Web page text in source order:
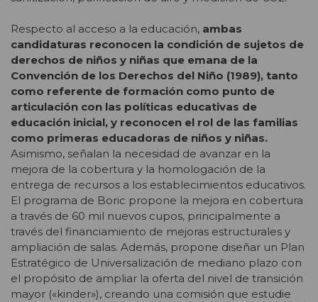
Respecto al acceso a la educación, ambas
candidaturas reconocen la condición de sujetos de
derechos de niños y niñas que emana de la
Convención de los Derechos del Niño (1989), tanto
como referente de formación como punto de
articulación con las políticas educativas de
educación inicial, y reconocen el rol de las familias
como primeras educadoras de niños y niñas.
Asimismo, señalan la necesidad de avanzar en la
mejora de la cobertura y la homologación de la
entrega de recursos a los establecimientos educativos.
El programa de Boric propone la mejora en cobertura
a través de 60 mil nuevos cupos, principalmente a
través del financiamiento de mejoras estructurales y
ampliación de salas. Además, propone diseñar un Plan
Estratégico de Universalización de mediano plazo con
el propósito de ampliar la oferta del nivel de transición
mayor («kinder»), creando una comisión que estudie